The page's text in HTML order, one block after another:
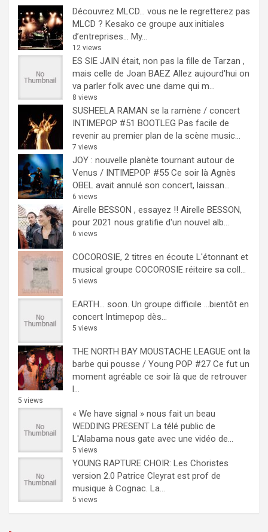
Découvrez MLCD… vous ne le regretterez pas
MLCD ? Kesako ce groupe aux initiales
d’entreprises… My...
12 views
ES SIE JAIN était, non pas la fille de Tarzan ,
mais celle de Joan BAEZ Allez aujourd'hui on
va parler folk avec une dame qui m...
8 views
SUSHEELA RAMAN se la ramène / concert
INTIMEPOP #51 BOOTLEG Pas facile de
revenir au premier plan de la scène music...
7 views
JOY : nouvelle planète tournant autour de
Venus / INTIMEPOP #55 Ce soir là Agnès
OBEL avait annulé son concert, laissan...
6 views
Airelle BESSON , essayez !! Airelle BESSON,
pour 2021 nous gratifie d'un nouvel alb...
6 views
COCOROSIE, 2 titres en écoute L'étonnant et
musical groupe COCOROSIE réiteire sa coll...
5 views
EARTH… soon. Un groupe difficile ...bientôt en
concert Intimepop dès...
5 views
THE NORTH BAY MOUSTACHE LEAGUE ont la
barbe qui pousse / Young POP #27 Ce fut un
moment agréable ce soir là que de retrouver
l...
5 views
« We have signal » nous fait un beau
WEDDING PRESENT La télé public de
L'Alabama nous gate avec une vidéo de...
5 views
YOUNG RAPTURE CHOIR: Les Choristes
version 2.0 Patrice Cleyrat est prof de
musique à Cognac. La...
5 views